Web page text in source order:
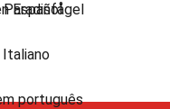
Español
português